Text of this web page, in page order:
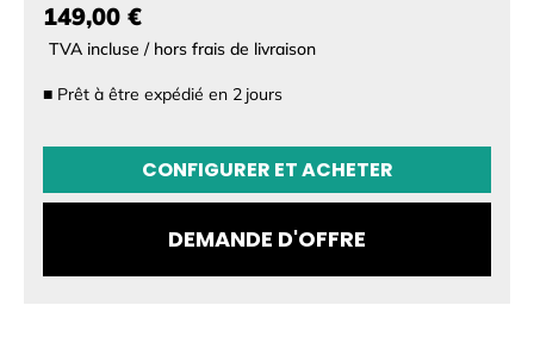
149,00 €
TVA incluse / hors frais de livraison
■ Prêt à être expédié en 2 jours
CONFIGURATION
Taille
CONFIGURER ET ACHETER
DEMANDE D'OFFRE